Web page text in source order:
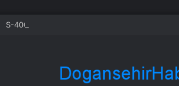
S-400’un diyeti 5 milyar dolar